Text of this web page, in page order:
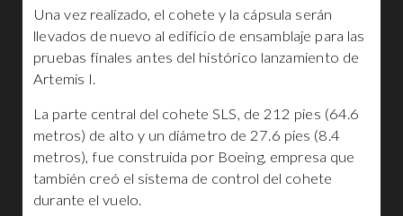
Una vez realizado, el cohete y la cápsula serán
llevados de nuevo al edificio de ensamblaje para las
pruebas finales antes del histórico lanzamiento de
Artemis I.
La parte central del cohete SLS, de 212 pies (64.6
metros) de alto y un diámetro de 27.6 pies (8.4
metros), fue construida por Boeing, empresa que
también creó el sistema de control del cohete
durante el vuelo.